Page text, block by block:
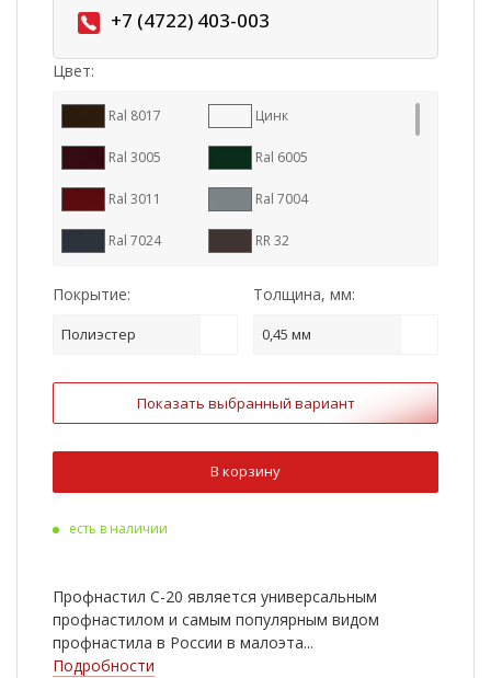
+7 (4722) 403-003
Цвет:
Ral 8017 Цинк
Ral 3005 Ral 6005
Ral 3011 Ral 7004
Ral 7024 RR 32
RR 29 Ral 1015
Ral 3009 Ral 5005
Ral 9003 Ral 6020
Ral 8022
Ral 5002 Ral 5021
Ral 6002
Покрытие:
Полиэстер
Толщина, мм:
0,45 мм
Показать выбранный вариант
В корзину
есть в наличии
Профнастил С-20 является универсальным
профнастилом и самым популярным видом
профнастила в России в малоэта...
Подробности